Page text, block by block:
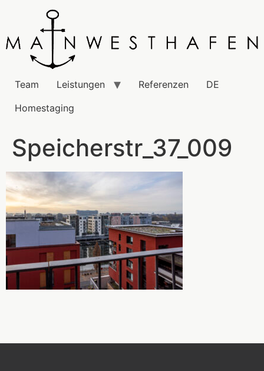
Team Leistungen Referenzen
DE
Homestaging
Speicherstr_37_009